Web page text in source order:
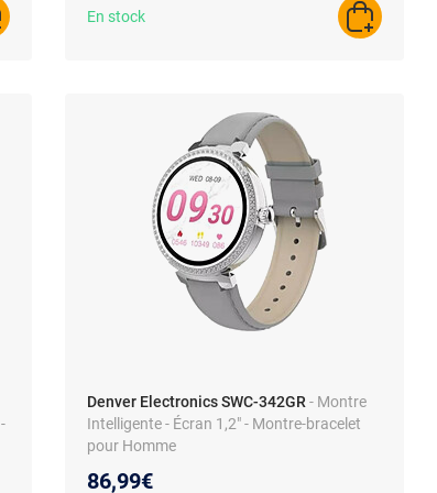
AU PANIER
En stock
AJOUTER
Denver Electronics SWC-342GR- Montre
Intelligente - Écran 1,2" - Montre-bracelet
pour Homme
86,99€